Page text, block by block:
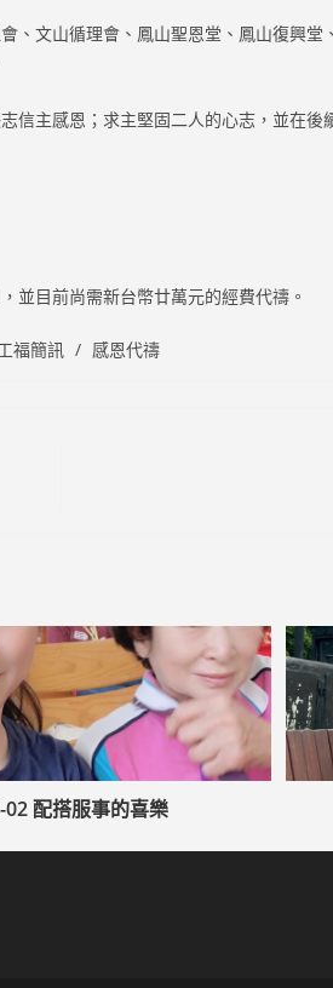
、文山循理會、鳳山聖恩堂、鳳山復興堂
信主感恩；求主堅固二人的心志，並在後
並目前尚需新台幣廿萬元的經費代禱。
福簡訊 / 感恩代禱
02 配搭服事的喜樂